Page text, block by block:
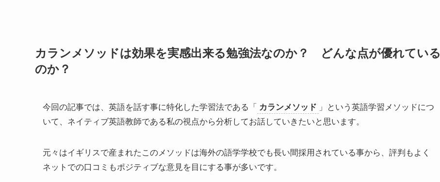
カランメソッドは効果を実感出来る勉強法なのか？ どんな点が優れている
のか？
今回の記事では、英語を話す事に特化した学習法である「 カランメソッド 」という英語学習メソッドにつ
いて、ネイティブ英語教師である私の視点から分析してお話していきたいと思います。
元々はイギリスで産まれたこのメソッドは海外の語学学校でも長い間採用されている事から、評判もよく
ネットでの口コミもポジティブな意見を目にする事が多いです。